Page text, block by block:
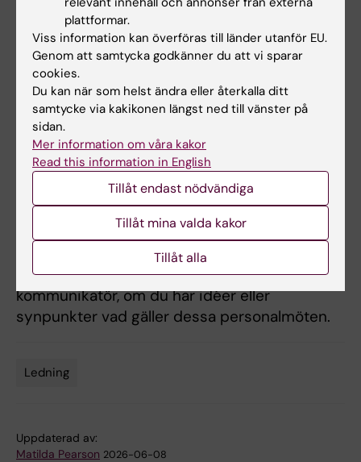
Mer information kommer i Outlook-kallelser.
Om behov uppstår kommer ytterligare möten
att bokas.
Presentationer från mötet
Presentationer från personalmöten med det
gemensamma verksamhetsstödet delas med
alla avdelnings- och verksamhetschefer och
sammanfattas i en nyhet på
medarbetarportalen som kan ses av inloggade
medarbetare vid GVS och UoL.
Kontakta gärnaMatilda Pearson,
kommunikatör, om du har idéer eller
synpunkter vad gäller dessa personalmöten.
Ledning
Uppdaterad av:
Matilda Pearson 2026-06-08
plattformar.
Viss information kan överföras till länder utanför EU.
Genom att samtycka godkänner du att vi sparar
cookies.
Du kan när som helst ändra eller återkalla ditt
samtycke via kakikonen längst ned till vänster på
sidan.
Mer information om våra kakor
Read this information in English
Tillåt endast nödvändiga
Tillåt mina valda kakor
Tillåt alla